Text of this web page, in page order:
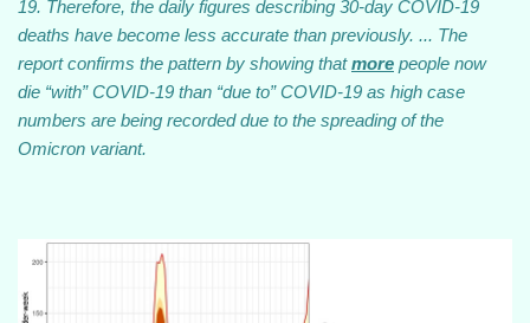
19. Therefore, the daily figures describing 30-day COVID-19
deaths have become less accurate than previously. ... The
report confirms the pattern by showing thatmore people now
die “with” COVID-19 than “due to” COVID-19 as high case
numbers are being recorded due to the spreading of the
Omicron variant.